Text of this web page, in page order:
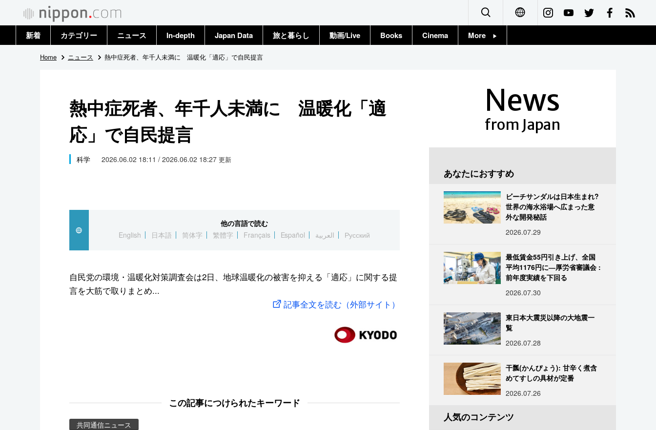
Français
新着 カテゴリー
政治・外交
国際
社会
文化
スポーツ・東京2020
ニュース
トップ
In-depth Japan Data 旅と暮らし 動画/Live Books Cinema More
Home ニュース 熱中症死者、年千人未満に 温暖化「適応」で自民提言
熱中症死者、年千人未満に 温暖化「適
応」で自民提言
科学 2026.06.02 18:11 / 2026.06.02 18:27 更新
他の言語で読む
English
日本語 简体字 繁體字 Français Español العربية Русский
自民党の環境・温暖化対策調査会は2日、地球温暖化の被害を抑える「適応」に関する提
言を大筋で取りまとめ...
記事全文を読む（外部サイト）
この記事につけられたキーワード
共同通信ニュース
News
from Japan
あなたにおすすめ
ビーチサンダルは日本生まれ?
世界の海水浴場へ広まった意
外な開発秘話
2026.07.29
最低賃金55円引き上げ、全国
平均1176円に―厚労省審議会 :
前年度実績を下回る
2026.07.30
東日本大震災以降の大地震一
覧
2026.07.28
干瓢(かんぴょう): 甘辛く煮含
めてすしの具材が定番
2026.07.26
人気のコンテンツ